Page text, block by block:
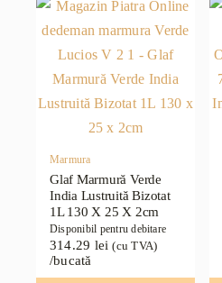
Marmura
Glaf Marmură Verde
India Lustruită Bizotat
1L 130 X 25 X 2cm
Disponibil pentru debitare
314.29 lei (cu TVA)
/bucată